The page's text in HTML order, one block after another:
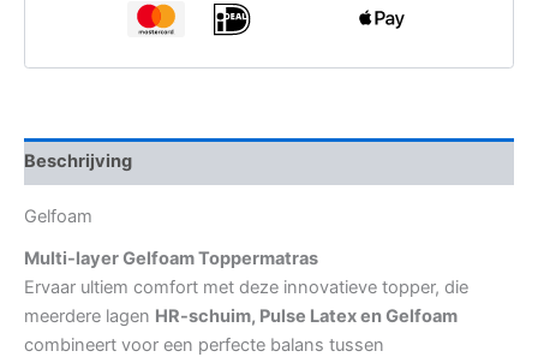
Beschrijving
Gelfoam
Multi-layer Gelfoam Toppermatras
Ervaar ultiem comfort met deze innovatieve topper, die
meerdere lagen HR-schuim, Pulse Latex en Gelfoam
combineert voor een perfecte balans tussen